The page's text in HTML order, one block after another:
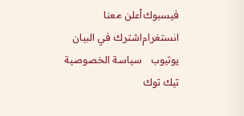
فيسبوك
انستغرام
يوتيوب
تيك توك
أعلن معنا
اشترك في البيان
سياسة الخصوصية